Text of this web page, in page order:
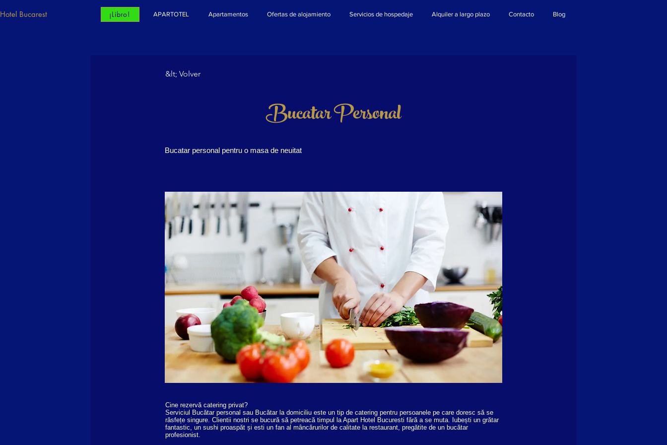
Hotel Bucarest ¡Libro! APARTOTEL Apartamentos Ofertas de alojamiento Servicios de hospedaje Alquiler a largo plazo Contacto Blog
&lt; Volver
Bucatar Personal
Bucatar personal pentru o masa de neuitat
Cine rezervă catering privat?
Serviciul Bucătar personal sau Bucătar la domiciliu este un tip de catering pentru persoanele pe care doresc să se
răsfețe singure. Clientii nostri se bucură să petreacă timpul la Apart Hotel Bucuresti fără a se muta. Iubești un grătar
fantastic, un sushi proaspăt și esti un fan al mâncărurilor de calitate la restaurant, pregătite de un bucătar
profesionist.